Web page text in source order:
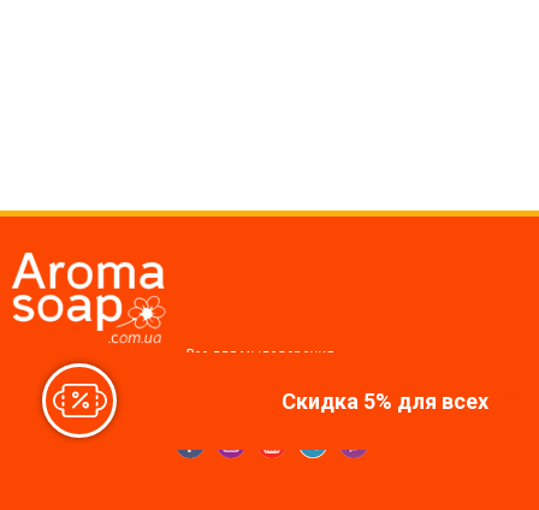
Скидка 5% для всех
Все для мыловарения,
Мы в соцсетях: